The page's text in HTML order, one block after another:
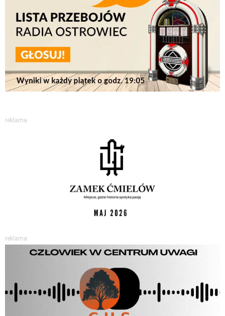
reklama
reklama